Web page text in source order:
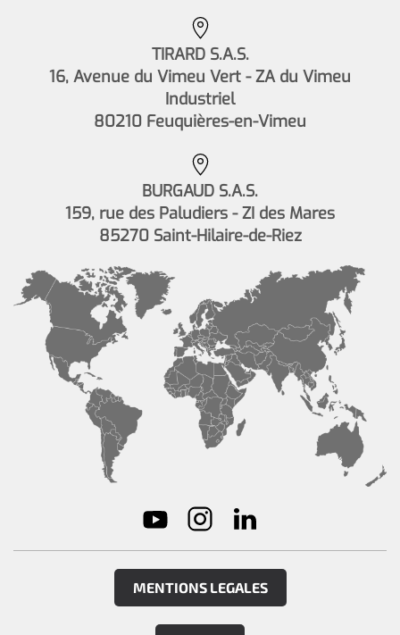
TIRARD S.A.S.
16, Avenue du Vimeu Vert - ZA du Vimeu
Industriel
80210 Feuquières-en-Vimeu
BURGAUD S.A.S.
159, rue des Paludiers - ZI des Mares
85270 Saint-Hilaire-de-Riez
MENTIONS LEGALES